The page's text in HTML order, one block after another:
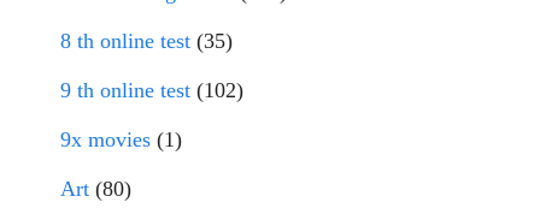
8 th online test (35)
9 th online test (102)
9x movies (1)
Art (80)